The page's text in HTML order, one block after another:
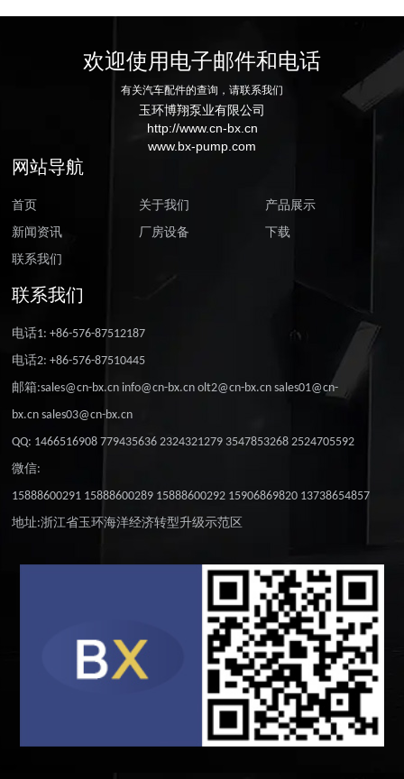
欢迎使用电子邮件和电话
有关汽车配件的查询，请联系我们
玉环博翔泵业有限公司
http://www.cn-bx.cn
www.bx-pump.com
网站导航
首页 关于我们
产品展示
新闻资讯
厂房设备
下载
联系我们
联系我们
电话1: +86-576-87512187
电话2: +86-576-87510445
邮箱:sales@cn-bx.cn info@cn-bx.cn olt2@cn-bx.cn sales01@cn-
bx.cn sales03@cn-bx.cn
QQ: 1466516908 779435636 2324321279 3547853268 2524705592
微信:
15888600291 15888600289 15888600292 15906869820 13738654857
地址:浙江省玉环海洋经济转型升级示范区